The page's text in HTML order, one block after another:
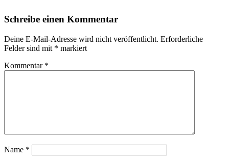
Schreibe einen Kommentar
Deine E-Mail-Adresse wird nicht veröffentlicht. Erforderliche
Felder sind mit * markiert
Kommentar *
Name *